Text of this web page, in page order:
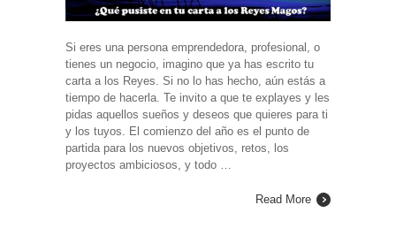
Si eres una persona emprendedora, profesional, o
tienes un negocio, imagino que ya has escrito tu
carta a los Reyes. Si no lo has hecho, aún estás a
tiempo de hacerla. Te invito a que te explayes y les
pidas aquellos sueños y deseos que quieres para ti
y los tuyos. El comienzo del año es el punto de
partida para los nuevos objetivos, retos, los
proyectos ambiciosos, y todo …
Read More